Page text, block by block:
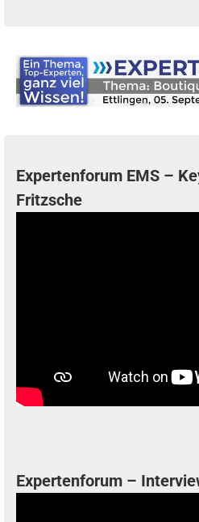
Expertenforum EMS –
Fritzsche
Expertenforum –